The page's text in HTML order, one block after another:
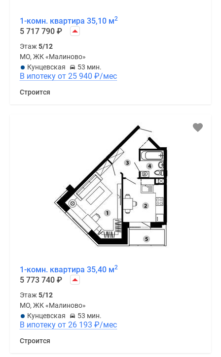
1-комн. квартира 35,10 м2
5 717 790 ₽
Этаж5/12
МО, ЖК «Малиново»
Кунцевская
53 мин.
В ипотеку от 25 940 ₽/мес
Строится
1-комн. квартира 35,40 м2
5 773 740 ₽
Этаж5/12
МО, ЖК «Малиново»
Кунцевская
53 мин.
В ипотеку от 26 193 ₽/мес
Строится